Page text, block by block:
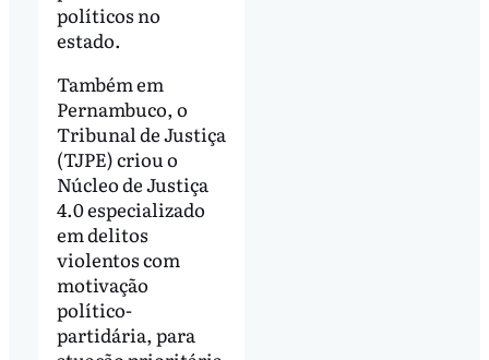
políticos no
estado.
Também em
Pernambuco, o
Tribunal de Justiça
(TJPE) criou o
Núcleo de Justiça
4.0 especializado
em delitos
violentos com
motivação
político-
partidária, para